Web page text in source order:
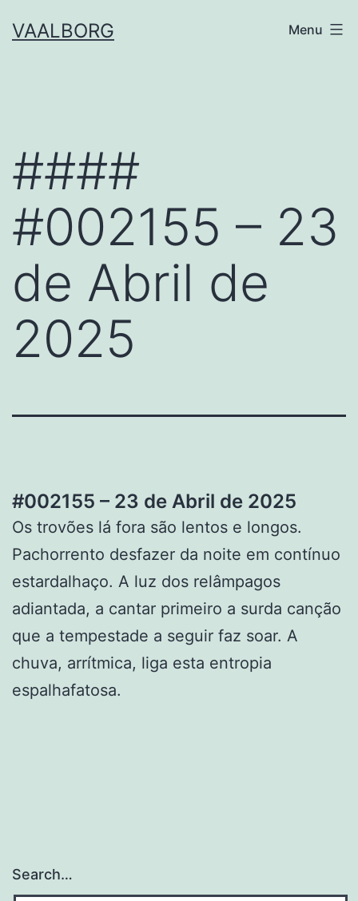
toVAALBORG Menu
####
#002155 – 23
de Abril de
2025
#002155 – 23 de Abril de 2025
Os trovões lá fora são lentos e longos.
Pachorrento desfazer da noite em contínuo
estardalhaço. A luz dos relâmpagos
adiantada, a cantar primeiro a surda canção
que a tempestade a seguir faz soar. A
chuva, arrítmica, liga esta entropia
espalhafatosa.
Search…